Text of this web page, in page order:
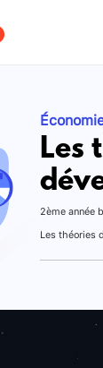
Les
2ème année
Les théories